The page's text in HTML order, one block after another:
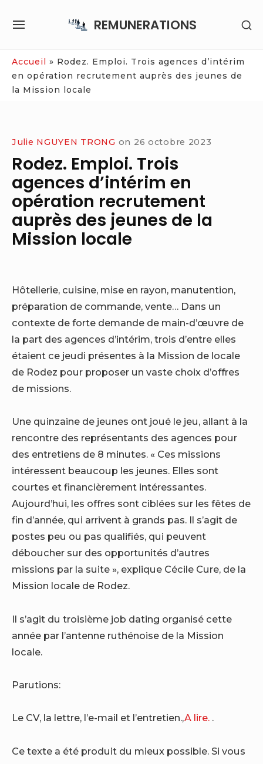
REMUNERATIONS
SITE
Accueil » Rodez. Emploi. Trois agences d’intérim
en opération recrutement auprès des jeunes de
la Mission locale
Julie NGUYEN TRONG on 26 octobre 2023
Rodez. Emploi. Trois
agences d’intérim en
opération recrutement
auprès des jeunes de la
Mission locale
Hôtellerie, cuisine, mise en rayon, manutention,
préparation de commande, vente… Dans un
contexte de forte demande de main-d’œuvre de
la part des agences d’intérim, trois d’entre elles
étaient ce jeudi présentes à la Mission de locale
de Rodez pour proposer un vaste choix d’offres
de missions.
Une quinzaine de jeunes ont joué le jeu, allant à la
rencontre des représentants des agences pour
des entretiens de 8 minutes. « Ces missions
intéressent beaucoup les jeunes. Elles sont
courtes et financièrement intéressantes.
Aujourd’hui, les offres sont ciblées sur les fêtes de
fin d’année, qui arrivent à grands pas. Il s’agit de
postes peu ou pas qualifiés, qui peuvent
déboucher sur des opportunités d’autres
missions par la suite », explique Cécile Cure, de la
Mission locale de Rodez.
Il s’agit du troisième job dating organisé cette
année par l’antenne ruthénoise de la Mission
locale.
Parutions:
Le CV, la lettre, l’e-mail et l’entretien.,A lire. .
Ce texte a été produit du mieux possible. Si vous